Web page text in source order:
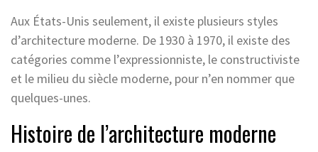
Aux États-Unis seulement, il existe plusieurs styles
d’architecture moderne. De 1930 à 1970, il existe des
catégories comme l’expressionniste, le constructiviste
et le milieu du siècle moderne, pour n’en nommer que
quelques-unes.
Histoire de l’architecture moderne